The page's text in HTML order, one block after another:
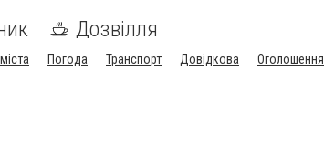
Дозвілля
Погода Транспорт Довідкова Оголошення